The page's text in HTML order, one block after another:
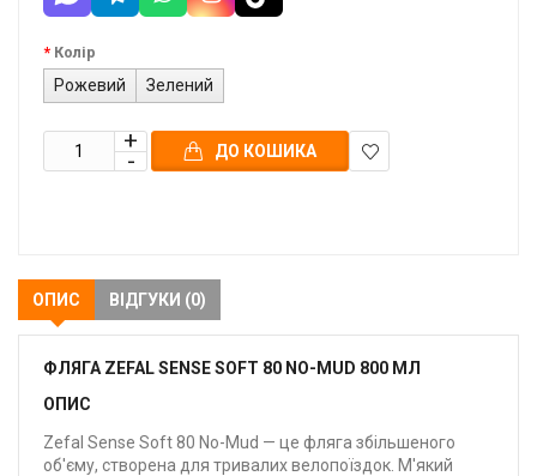
Колір
Рожевий Зелений
ДО КОШИКА
ОПИС ВІДГУКИ (0)
ФЛЯГА ZEFAL SENSE SOFT 80 NO-MUD 800 МЛ
ОПИС
Zefal Sense Soft 80 No-Mud — це фляга збільшеного
об'єму, створена для тривалих велопоїздок. М'який